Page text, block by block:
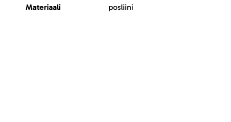
Materiaali posliini